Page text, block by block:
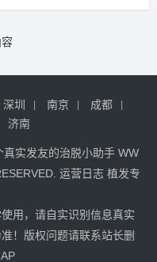
深圳 南京
成都
济南
真实发友的治脱小助手 WW
运营日志 植发专
用，请自实识别信息真实
！版权问题请联系站长删